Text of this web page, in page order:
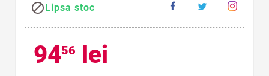
Lipsa stoc
9456 lei